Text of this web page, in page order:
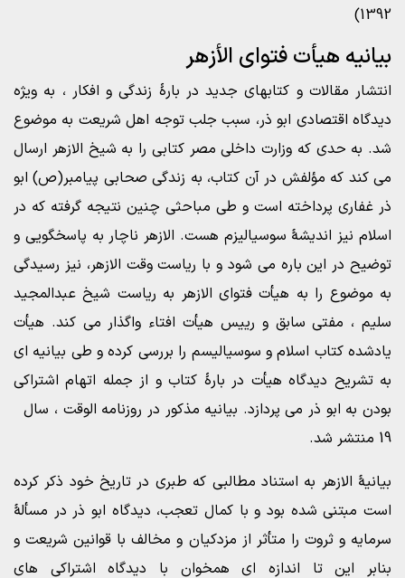
1392)
بیانیه هیأت فتوای الأزهر
انتشار مقالات و کتابهای جدید در بارۀ زندگی و افکار ، به ویژه
دیدگاه اقتصادی ابو ذر، سبب جلب توجه اهل شریعت به موضوع
شد. به حدی که وزارت داخلی مصر کتابی را به شیخ الازهر ارسال
می کند که مؤلفش در آن کتاب، به زندگی صحابی پیامبر(ص) ابو
ذر غفاری پرداخته است و طی مباحثی چنین نتیجه گرفته که در
اسلام نیز اندیشۀ سوسیالیزم هست. الازهر ناچار به پاسخگویی و
توضیح در این باره می شود و با ریاست وقت الازهر، نیز رسیدگی
به موضوع را به هیأت فتوای الازهر به ریاست شیخ عبدالمجید
سلیم ، مفتی سابق و رییس هیأت افتاء واگذار می کند. هیأت
یادشده کتاب اسلام و سوسیالیسم را بررسی کرده و طی بیانیه ای
به تشریح دیدگاه هیأت در بارۀ کتاب و از جمله اتهام اشتراکی
بودن به ابو ذر می پردازد. بیانیه مذکور در روزنامه الوقت ، سال
19 منتشر شد.
بیانیۀ الازهر به استناد مطالبی که طبری در تاریخ خود ذکر کرده
است مبتنی شده بود و با کمال تعجب، دیدگاه ابو ذر در مسألۀ
سرمایه و ثروت را متأثر از مزدکیان و مخالف با قوانین شریعت و
بنابر این تا اندازه ای همخوان با دیدگاه اشتراکی های